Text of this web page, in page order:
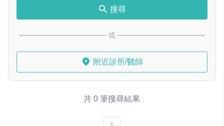
搜尋
或
附近診所/醫師
共 0 筆搜尋結果